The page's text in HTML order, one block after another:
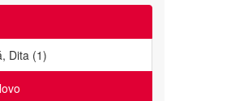
Dita (1)